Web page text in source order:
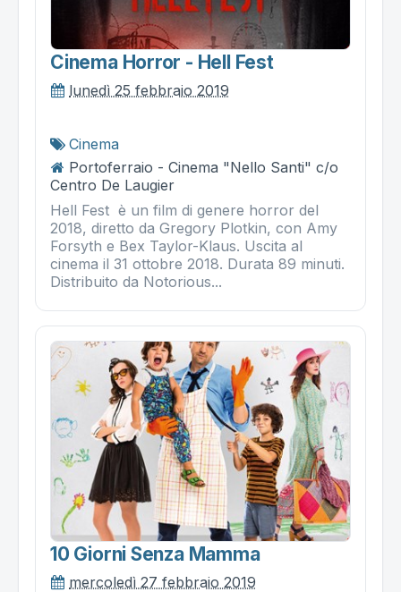
Cinema Horror - Hell Fest
lunedì 25 febbraio 2019
Cinema
Portoferraio - Cinema "Nello Santi" c/o
Centro De Laugier
Hell Fest è un film di genere horror del
2018, diretto da Gregory Plotkin, con Amy
Forsyth e Bex Taylor-Klaus. Uscita al
cinema il 31 ottobre 2018. Durata 89 minuti.
Distribuito da Notorious...
10 Giorni Senza Mamma
mercoledì 27 febbraio 2019